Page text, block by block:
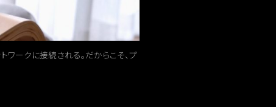
ワークに接続される。だからこそ、プ